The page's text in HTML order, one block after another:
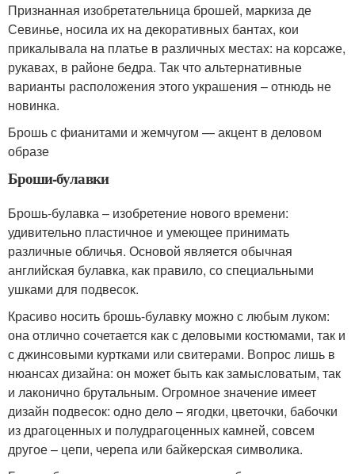
Признанная изобретательница брошей, маркиза де
Севинье, носила их на декоративных бантах, кои
прикалывала на платье в различных местах: на корсаже,
рукавах, в районе бедра. Так что альтернативные
варианты расположения этого украшения – отнюдь не
новинка.
Брошь с фианитами и жемчугом — акцент в деловом
образе
Броши-булавки
Брошь-булавка – изобретение нового времени:
удивительно пластичное и умеющее принимать
различные обличья. Основой является обычная
английская булавка, как правило, со специальными
ушками для подвесок.
Красиво носить брошь-булавку можно с любым луком:
она отлично сочетается как с деловыми костюмами, так и
с джинсовыми куртками или свитерами. Вопрос лишь в
нюансах дизайна: он может быть как замысловатым, так
и лаконично брутальным. Огромное значение имеет
дизайн подвесок: одно дело – ягодки, цветочки, бабочки
из драгоценных и полудрагоценных камней, совсем
другое – цепи, черепа или байкерская символика.